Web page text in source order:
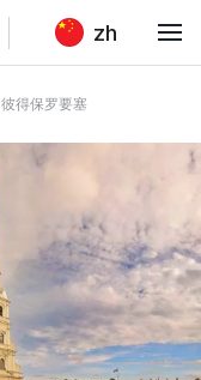
zh
彼得保罗要塞